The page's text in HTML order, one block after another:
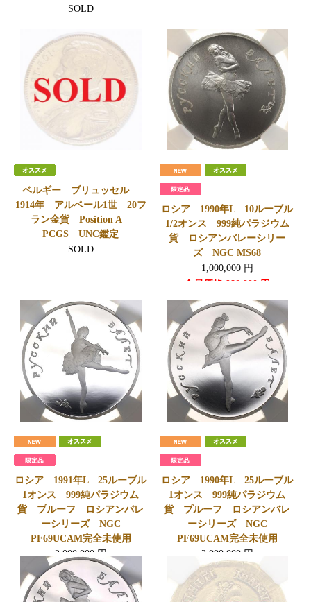
SOLD
ベルギー ブリュッセル
1914年 アルベール1世 20フ
ラン金貨 Position A
PCGS UNC鑑定
SOLD
ロシア 1990年L 10ルーブル
1/2オンス 999純パラジウム
貨 ロシアンバレーシリー
ズ NGC MS68
1,000,000 円
会員価格 980,000 円
ロシア 1991年L 25ルーブル
1オンス 999純パラジウム
貨 プルーフ ロシアンバレ
ーシリーズ NGC
PF69UCAM完全未使用
2,000,000 円
会員価格
1,970,000円
ロシア 1990年L 25ルーブル
1オンス 999純パラジウム
貨 プルーフ ロシアンバレ
ーシリーズ NGC
PF69UCAM完全未使用
2,000,000 円
会員価格 1,970,000円